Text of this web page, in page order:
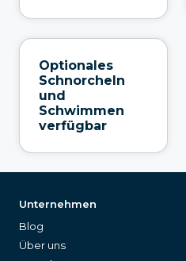
Optionales
Schnorcheln
und
Schwimmen
verfügbar
Unternehmen
Blog
Über uns